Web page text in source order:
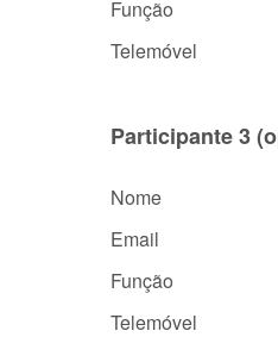
Função
Telemóvel
Participante 3
Nome
Email
Função
Telemóvel